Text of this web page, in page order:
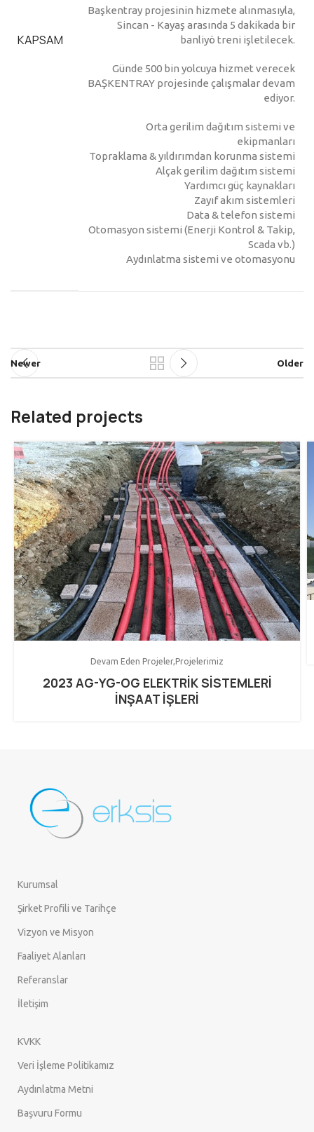
KAPSAM
Başkentray projesinin hizmete alınmasıyla,
Sincan - Kayaş arasında 5 dakikada bir
banliyö treni işletilecek.
Günde 500 bin yolcuya hizmet verecek
BAŞKENTRAY projesinde çalışmalar devam
ediyor.
Orta gerilim dağıtım sistemi ve
ekipmanları
Topraklama & yıldırımdan korunma sistemi
Alçak gerilim dağıtım sistemi
Yardımcı güç kaynakları
Zayıf akım sistemleri
Data & telefon sistemi
Otomasyon sistemi (Enerji Kontrol & Takip,
Scada vb.)
Aydınlatma sistemi ve otomasyonu
Newer Older
Related projects
Devam Eden Projeler Projelerimiz
2023 AG-YG-OG ELEKTRİK SİSTEMLERİ
İNŞAAT İŞLERİ
Kurumsal
Şirket Profili ve Tarihçe
Vizyon ve Misyon
Faaliyet Alanları
Referanslar
İletişim
KVKK
Veri İşleme Politikamız
Aydınlatma Metni
Başvuru Formu